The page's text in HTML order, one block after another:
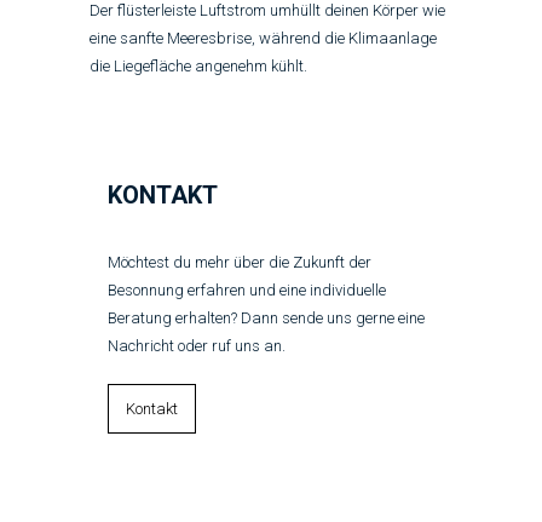
Der flüsterleiste Luftstrom umhüllt deinen Körper wie
eine sanfte Meeresbrise, während die Klimaanlage
die Liegefläche angenehm kühlt.
KONTAKT
Möchtest du mehr über die Zukunft der
Besonnung erfahren und eine individuelle
Beratung erhalten? Dann sende uns gerne eine
Nachricht oder ruf uns an.
Kontakt